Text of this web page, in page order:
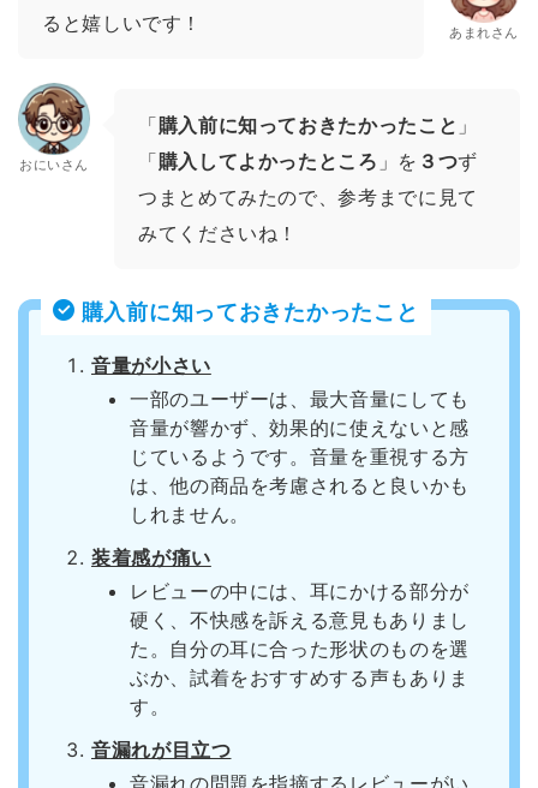
ると嬉しいです！
あまれさん
おにいさん
「購入前に知っておきたかったこと 」
「購入してよかったところ 」を ３つず
つまとめてみたので、参考までに見て
みてくださいね！
購入前に知っておきたかったこと
音量が小さい
一部のユーザーは、最大音量にしても
音量が響かず、効果的に使えないと感
じているようです。音量を重視する方
は、他の商品を考慮されると良いかも
しれません。
装着感が痛い
レビューの中には、耳にかける部分が
硬く、不快感を訴える意見もありまし
た。自分の耳に合った形状のものを選
ぶか、試着をおすすめする声もありま
す。
音漏れが目立つ
音漏れの問題を指摘するレビューがい